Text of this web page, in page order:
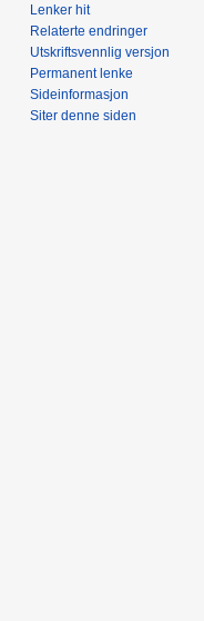
Lenker hit
Relaterte endringer
Utskriftsvennlig versjon
Permanent lenke
Sideinformasjon
Siter denne siden